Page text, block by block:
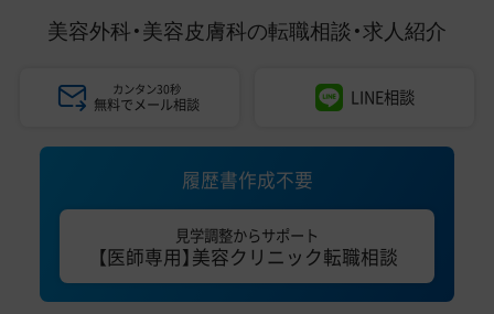
美容外科・美容皮膚科の転職相談・求人紹介
カンタン30秒
無料でメール相談 LINE相談
履歴書作成不要
見学調整からサポート
【医師専用】美容クリニック転職相談